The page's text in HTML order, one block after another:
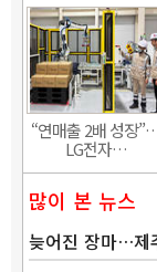
“연매출 2배 성장
LG전자…
많이 본 뉴스
늦어진 장마…